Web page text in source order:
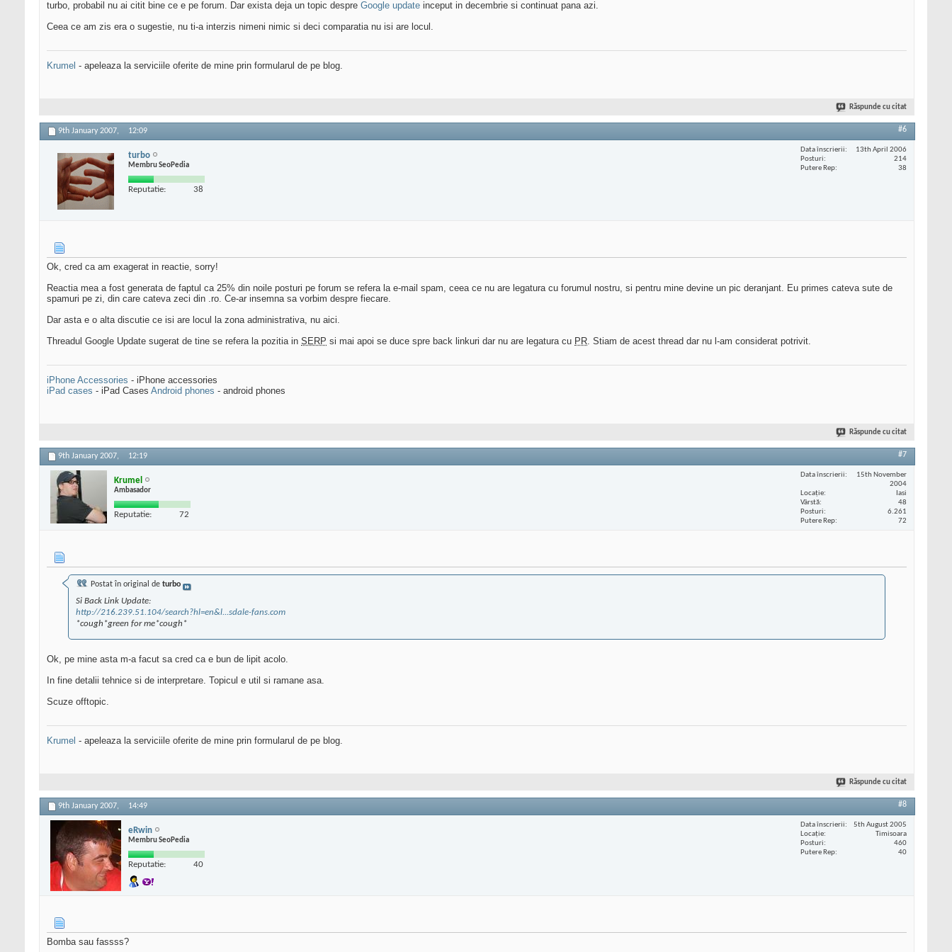
turbo, probabil nu ai citit bine ce e pe forum. Dar exista deja un topic despre Google update inceput in decembrie si continuat pana azi.
Ceea ce am zis era o sugestie, nu ti-a interzis nimeni nimic si deci comparatia nu isi are locul.
Krumel - apeleaza la serviciile oferite de mine prin formularul de pe blog.
Răspunde cu citat
9th January 2007, 12:09 #6
turbo
Membru SeoPedia
Reputatie: 38
Data înscrierii
13th April 2006
Posturi
214
Putere Rep
38
Ok, cred ca am exagerat in reactie, sorry!
Reactia mea a fost generata de faptul ca 25% din noile posturi pe forum se refera la e-mail spam, ceea ce nu are legatura cu forumul nostru, si pentru mine devine un pic deranjant. Eu primes cateva sute de
spamuri pe zi, din care cateva zeci din .ro. Ce-ar insemna sa vorbim despre fiecare.
Dar asta e o alta discutie ce isi are locul la zona administrativa, nu aici.
Threadul Google Update sugerat de tine se refera la pozitia in SERP si mai apoi se duce spre back linkuri dar nu are legatura cu PR. Stiam de acest thread dar nu l-am considerat potrivit.
iPhone Accessories - iPhone accessories
iPad cases - iPad Cases Android phones - android phones
Răspunde cu citat
9th January 2007, 12:19 #7
Krumel
Ambasador
Reputatie: 72
Data înscrierii
15th November
2004
Locaţie
Iasi
Vârstă
48
Posturi
6.261
Putere Rep
72
Postat în original de turbo
Si Back Link Update:
http://216.239.51.104/search?hl=en&l...sdale-fans.com
*cough*green for me*cough*
Ok, pe mine asta m-a facut sa cred ca e bun de lipit acolo.
In fine detalii tehnice si de interpretare. Topicul e util si ramane asa.
Scuze offtopic.
Krumel - apeleaza la serviciile oferite de mine prin formularul de pe blog.
Răspunde cu citat
9th January 2007, 14:49 #8
eRwin
Membru SeoPedia
Reputatie: 40
Data înscrierii
5th August 2005
Locaţie
Timisoara
Posturi
460
Putere Rep
40
Bomba sau fassss?